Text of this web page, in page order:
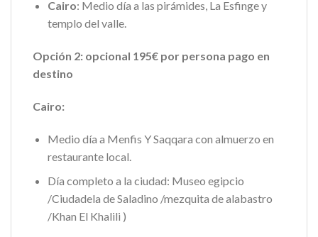
Cairo: Medio día a las pirámides, La Esfinge y
templo del valle.
Opción 2: opcional 195€ por persona pago en
destino
Cairo:
Medio día a Menfis Y Saqqara con almuerzo en
restaurante local.
Día completo a la ciudad: Museo egipcio
/Ciudadela de Saladino /mezquita de alabastro
/Khan El Khalili )